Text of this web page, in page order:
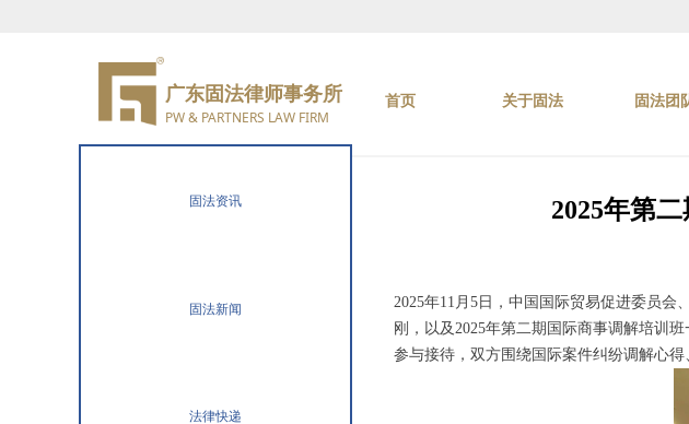
广东固法律师事务所
PW & PARTNERS LAW FIRM
首页 关于固法 固法团
2025年第
2025年11月5日，中国国际贸易促进委员
刚，以及2025年第二期国际商事调解培训
参与接待，双方围绕国际案件纠纷调解心
固法资讯
固法新闻
法律快递